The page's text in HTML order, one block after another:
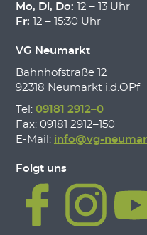
Mo, Di, Do: 12 – 13 Uhr
Fr: 12 – 15:30 Uhr
VG Neumarkt
Bahnhofstraße 12
92318 Neumarkt i.d.OPf
Tel: 09181 2912–0
Fax: 09181 2912–150
E-Mail: info@vg-
Folgt uns